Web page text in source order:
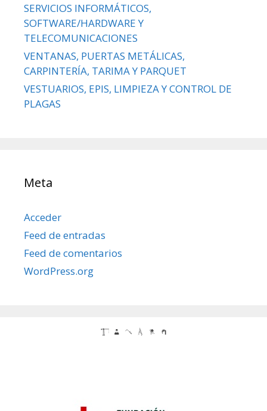
SERVICIOS INFORMÁTICOS,
SOFTWARE/HARDWARE Y
TELECOMUNICACIONES
VENTANAS, PUERTAS METÁLICAS,
CARPINTERÍA, TARIMA Y PARQUET
VESTUARIOS, EPIS, LIMPIEZA Y CONTROL DE
PLAGAS
Meta
Acceder
Feed de entradas
Feed de comentarios
WordPress.org